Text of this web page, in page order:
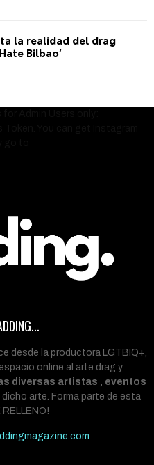
la realidad del drag
Bilbao’
desde la productora LGTBIQ+,
online al arte drag y
diversas artistas , eventos
arte. Forma parte de esta
RELLENO!